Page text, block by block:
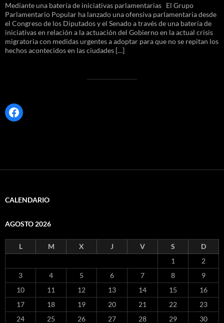
Mediante una batería de iniciativas parlamentarias El Grupo
Parlamentario Popular ha lanzado una ofensiva parlamentaria desde
el Congreso de los Diputados y el Senado a través de una batería de
iniciativas en relación a la actuación del Gobierno en la actual crisis
migratoria con medidas urgentes a adoptar para que no se repitan los
hechos acontecidos en las ciudades […]
Facebook
CALENDARIO
AGOSTO 2026
L M X J V S
D
1
2
3
4 5 6 7 8
9
10
11 12 13 14 15
16
17
18 19 20 21 22
23
24
25 26 27 28 29 30